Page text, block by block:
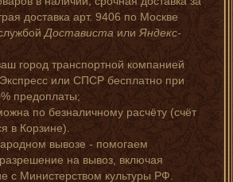
доставка арт. 9406 по Москве
ДоставистаилиЯндекс-
город транспортной компанией
или СПСР бесплатно при
предоплаты;
по безналичному расчёту (счёт
в Корзине).
вывозе - помогаем
на вывоз, включая
с Министерством культуры РФ.